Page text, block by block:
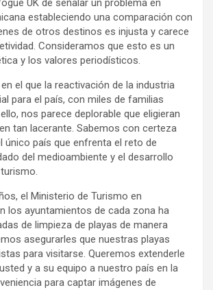
UK de señalar un problema en
estableciendo una comparación con
de otros destinos es injusta y carece
Consideramos que esto es un
y los valores periodísticos.
el que la reactivación de la industria
para el país, con miles de familias
nos parece deplorable que eligieran
tan lacerante. Sabemos con certeza
único país que enfrenta el reto de
del medioambiente y el desarrollo
el Ministerio de Turismo en
los ayuntamientos de cada zona ha
de limpieza de playas de manera
asegurarles que nuestras playas
para visitarse. Queremos extenderle
y a su equipo a nuestro país en la
para captar imágenes de